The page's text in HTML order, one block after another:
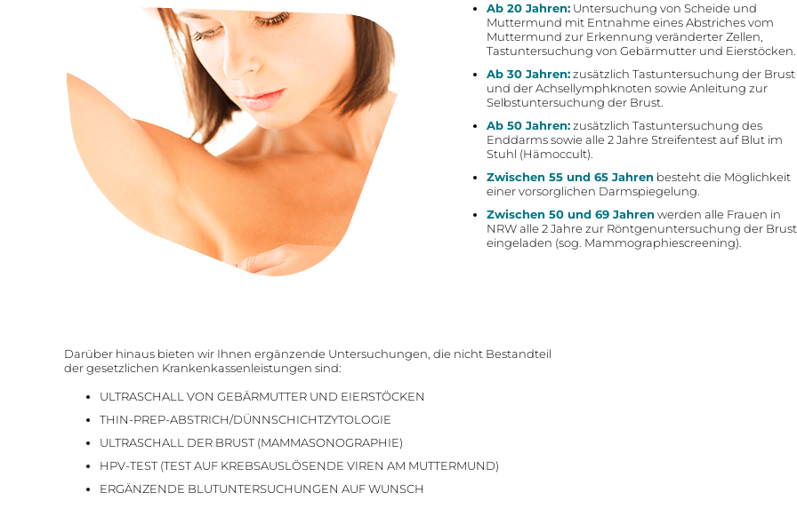
Ab 20 Jahren: Untersuchung von Scheide und
Muttermund mit Entnahme eines Abstriches vom
Muttermund zur Erkennung veränderter Zellen,
Tastuntersuchung von Gebärmutter und Eierstöcken.
Ab 30 Jahren:zusätzlich Tastuntersuchung der Brust
und der Achsellymphknoten sowie Anleitung zur
Selbstuntersuchung der Brust.
Ab 50 Jahren:zusätzlich Tastuntersuchung des
Enddarms sowie alle 2 Jahre Streifentest auf Blut im
Stuhl (Hämoccult).
Zwischen 55 und 65 Jahren besteht die Möglichkeit
einer vorsorglichen Darmspiegelung.
Zwischen 50 und 69 Jahrenwerden alle Frauen in
NRW alle 2 Jahre zur Röntgenuntersuchung der Brust
eingeladen (sog. Mammographiescreening).
Darüber hinaus bieten wir Ihnen ergänzende Untersuchungen, die nicht Bestandteil
der gesetzlichen Krankenkassenleistungen sind:
ULTRASCHALL VON GEBÄRMUTTER UND EIERSTÖCKEN
THIN-PREP-ABSTRICH/DÜNNSCHICHTZYTOLOGIE
ULTRASCHALL DER BRUST (MAMMASONOGRAPHIE)
HPV-TEST (TEST AUF KREBSAUSLÖSENDE VIREN AM MUTTERMUND)
ERGÄNZENDE BLUTUNTERSUCHUNGEN AUF WUNSCH